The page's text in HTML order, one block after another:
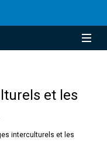
et les
interculturels et les